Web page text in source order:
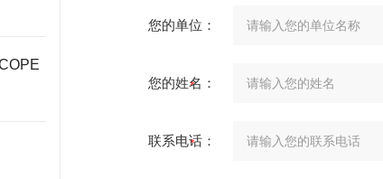
您的单位：
您的姓名：
联系电话：